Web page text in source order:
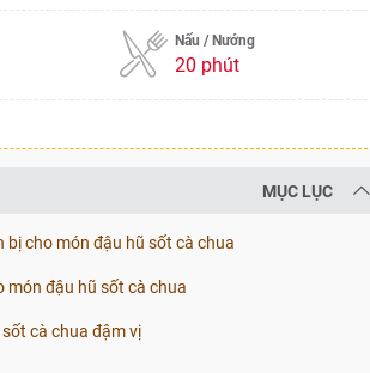
Nấu / Nướng
20 phút
MỤC LỤC
bị cho món đậu hũ sốt cà chua
món đậu hũ sốt cà chua
cà chua đậm vị